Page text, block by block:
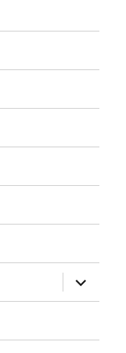
ブ
メ
ー